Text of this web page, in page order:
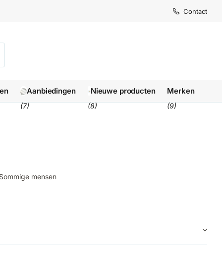
Levertijd1-3
Levertijd1-3
Contact
Aanbiedingen
(7)
Nieuwe producten
(8)
Merken
(9)
mensen